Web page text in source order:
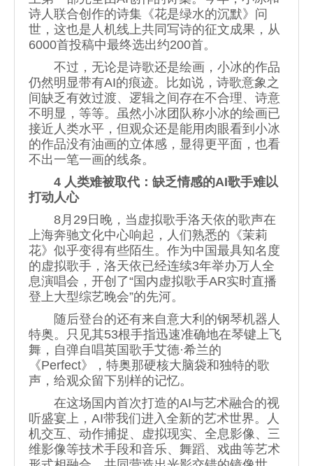
诗人联合创作的诗集《花是绿水的沉默》问
世，这也是人机线上共同写诗的征文成果，从
6000首投稿中最终选出约200首。
不过，无论是诗歌还是绘画，小冰的作品
仍然明显带有AI的痕迹。比如说，诗歌意象之
间缺乏有效过渡、逻辑之间存在不合理、诗意
不明显，等等。虽然小冰团队称小冰的绘画已
接近人类水平，但观众还是能用肉眼看到小冰
的作品没有油画的立体感，显得更平面，也看
不出一笔一画的线条。
4 人类难被取代：缺乏情感的AI歌手难以
打动人心
8月29日晚，当虚拟歌手洛天依的歌声在
上海奔驰文化中心响起，人们熟悉的《茉莉
花》似乎变得有些陌生。作为中国最具知名度
的虚拟歌手，洛天依已经连续3年举办万人全
息演唱会，开创了“国内虚拟歌手AR实时直播
登上大型综艺晚会”的先河。
随后登台的还有来自意大利的钢琴机器人
特奥。只见其53根手指迅速准确地在琴键上飞
舞，自弹自唱英国歌手艾德·希兰的
《Perfect》，特奥那硬核大脑袋和独特的歌
声，给观众留下别样的记忆。
在这场国内首次打造的AI与艺术融合的视
听盛宴上，AI带我们进入全新的艺术世界。人
机交互、动作捕捉、虚拟现实、全息影像、三
维影像等技术手段和音乐、舞蹈、戏曲等艺术